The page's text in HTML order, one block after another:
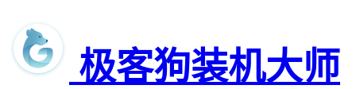
极客狗装机大师